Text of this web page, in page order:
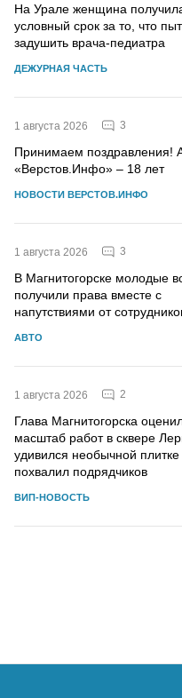
На Урале женщина
условный срок за то, что
задушить врача-педиатра
ДЕЖУРНАЯ ЧАСТЬ
1 августа 2026 3
Принимаем поздравления!
«Верстов.Инфо» – 18 лет
НОВОСТИ ВЕРСТОВ.ИНФО
1 августа 2026 3
В Магнитогорске молодые
получили права вместе с
напутствиями от
АВТО
1 августа 2026 2
Глава Магнитогорска
масштаб работ в сквере
удивился необычной плитке
похвалил подрядчиков
ВИП-НОВОСТЬ